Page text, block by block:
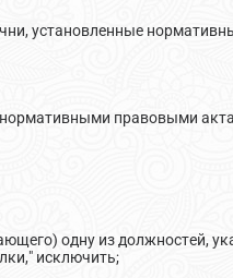
установленные
правовыми
одну из должностей,
исключить;